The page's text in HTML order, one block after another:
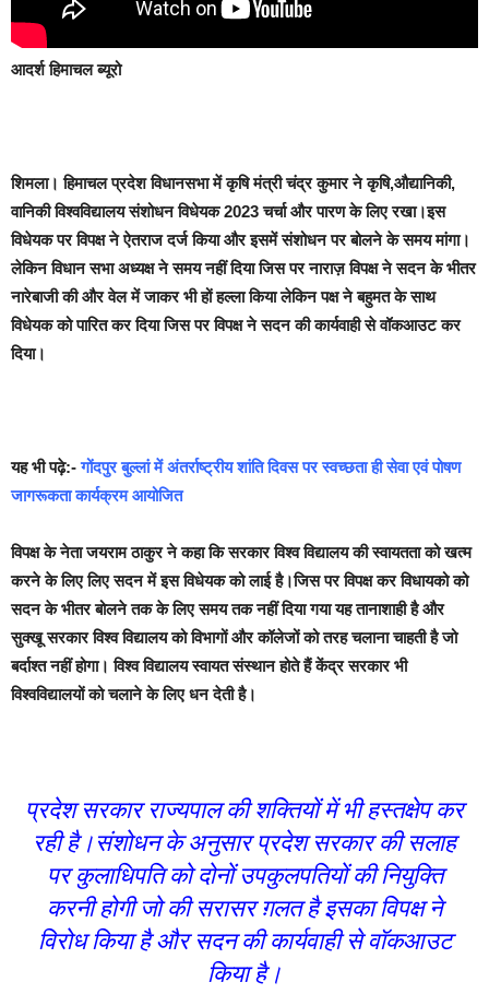
आदर्श हिमाचल ब्यूरो
शिमला। हिमाचल प्रदेश विधानसभा में कृषि मंत्री चंद्र कुमार ने कृषि,औद्यानिकी,
वानिकी विश्वविद्यालय संशोधन विधेयक 2023 चर्चा और पारण के लिए रखा।इस
विधेयक पर विपक्ष ने ऐतराज दर्ज किया और इसमें संशोधन पर बोलने के समय मांगा।
लेकिन विधान सभा अध्यक्ष ने समय नहीं दिया जिस पर नाराज़ विपक्ष ने सदन के भीतर
नारेबाजी की और वेल में जाकर भी हों हल्ला किया लेकिन पक्ष ने बहुमत के साथ
विधेयक को पारित कर दिया जिस पर विपक्ष ने सदन की कार्यवाही से वॉकआउट कर
दिया।
यह भी पढ़े:-गोंदपुर बुल्लां में अंतर्राष्ट्रीय शांति दिवस पर स्वच्छता ही सेवा एवं पोषण
जागरूकता कार्यक्रम आयोजित
विपक्ष के नेता जयराम ठाकुर ने कहा कि सरकार विश्व विद्यालय की स्वायतता को खत्म
करने के लिए लिए सदन में इस विधेयक को लाई है।जिस पर विपक्ष कर विधायको को
सदन के भीतर बोलने तक के लिए समय तक नहीं दिया गया यह तानाशाही है और
सुक्खू सरकार विश्व विद्यालय को विभागों और कॉलेजों को तरह चलाना चाहती है जो
बर्दाश्त नहीं होगा। विश्व विद्यालय स्वायत संस्थान होते हैं केंद्र सरकार भी
विश्वविद्यालयों को चलाने के लिए धन देती है।
प्रदेश सरकार राज्यपाल की शक्तियों में भी हस्तक्षेप कर
रही है।संशोधन के अनुसार प्रदेश सरकार की सलाह
पर कुलाधिपति को दोनों उपकुलपतियों की नियुक्ति
करनी होगी जो की सरासर ग़लत है इसका विपक्ष ने
विरोध किया है और सदन की कार्यवाही से वॉकआउट
किया है।